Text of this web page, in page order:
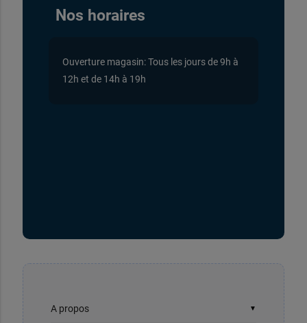
Nos horaires
Ouverture magasin: Tous les jours de 9h à
12h et de 14h à 19h
▼